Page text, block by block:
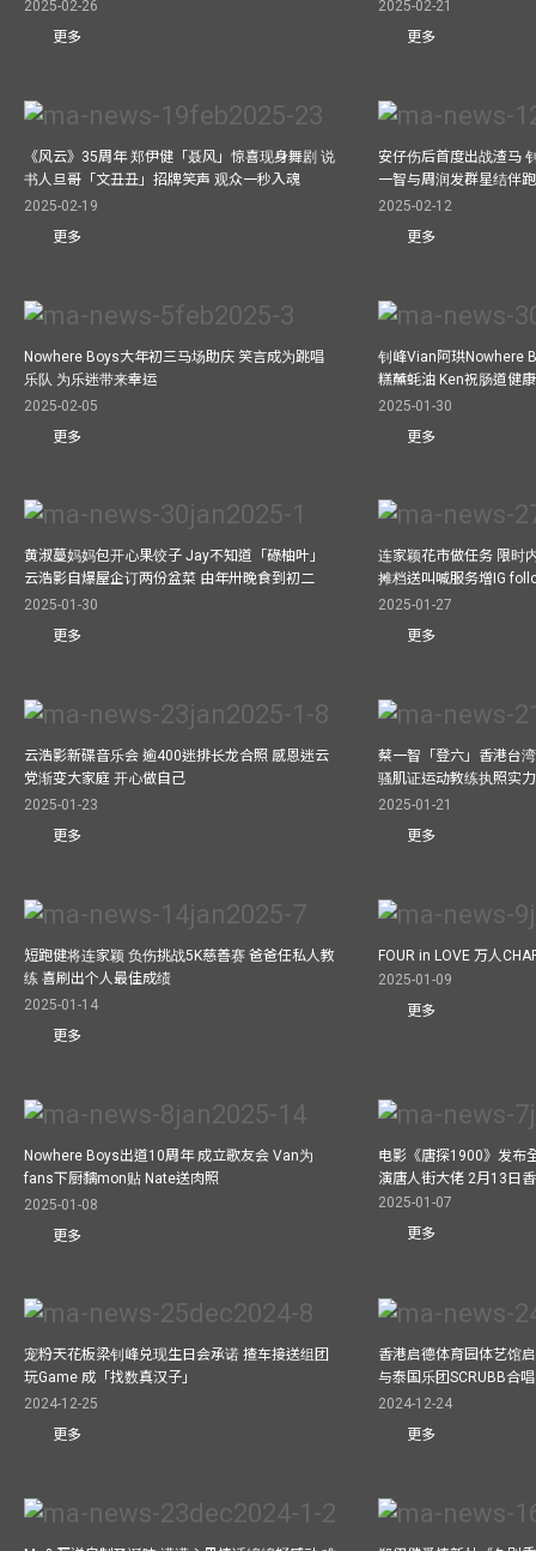
2025-02-26
更多
2025-02-21
更多
《风云》35周年 郑伊健「聂风」惊喜现身舞剧 说
书人旦哥「文丑丑」招牌笑声 观众一秒入魂
2025-02-19
更多
安仔伤后首度出战渣马
一智与周润发群星结伴
2025-02-12
更多
Nowhere Boys大年初三马场助庆 笑言成为跳唱
乐队 为乐迷带来幸运
2025-02-05
更多
钊峰Vian阿珙Nowhere
糕蘸蚝油 Ken祝肠道健康
2025-01-30
更多
黄淑蔓妈妈包开心果饺子 Jay不知道「碌柚叶」
云浩影自爆屋企订两份盆菜 由年卅晚食到初二
2025-01-30
更多
连家颖花市做任务 限时
摊档送叫喊服务增IG
2025-01-27
更多
云浩影新碟音乐会 逾400迷排长龙合照 感恩迷云
党渐变大家庭 开心做自己
2025-01-23
更多
蔡一智「登六」香港台
骚肌证运动教练执照实
2025-01-21
更多
短跑健将连家颖 负伤挑战5K慈善赛 爸爸任私人教
练 喜刷出个人最佳成绩
2025-01-14
更多
FOUR in LOVE 万人
2025-01-09
更多
Nowhere Boys出道10周年 成立歌友会 Van为
fans下厨黐mon贴 Nate送肉照
2025-01-08
更多
电影《唐探1900》发布
演唐人街大佬 2月13日
2025-01-07
更多
宠粉天花板梁钊峰兑现生日会承诺 揸车接送组团
玩Game 成「找数真汉子」
2024-12-25
更多
香港启德体育园体艺馆
与泰国乐团SCRUBB合
2024-12-24
更多